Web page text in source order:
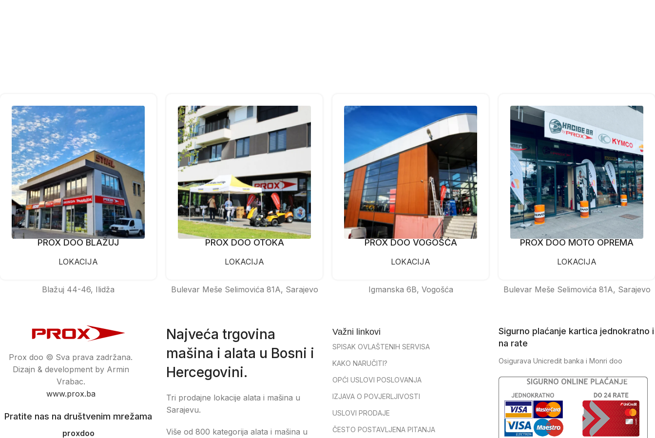
PROX DOO BLAŽUJ
LOKACIJA
Blažuj 44-46, Ilidža
PROX DOO OTOKA
LOKACIJA
Bulevar Meše Selimovića 81A, Sarajevo
PROX DOO VOGOŠĆA
LOKACIJA
Igmanska 6B, Vogošća
PROX DOO MOTO OPREMA
LOKACIJA
Bulevar Meše Selimovića 81A, Sarajevo
Prox doo © Sva prava zadržana.
Dizajn & development by Armin
Vrabac.
www.prox.ba
Pratite nas na društvenim mrežama
proxdoo
Najveća trgovina
mašina i alata u Bosni i
Hercegovini.
Tri prodajne lokacije alata i mašina u
Sarajevu.
Više od 800 kategorija alata i mašina u
Važni linkovi
SPISAK OVLAŠTENIH SERVISA
KAKO NARUČITI?
OPĆI USLOVI POSLOVANJA
IZJAVA O POVJERLJIVOSTI
USLOVI PRODAJE
ČESTO POSTAVLJENA PITANJA
Sigurno plaćanje kartica jednokratno i
na rate
Osigurava Unicredit banka i Monri doo